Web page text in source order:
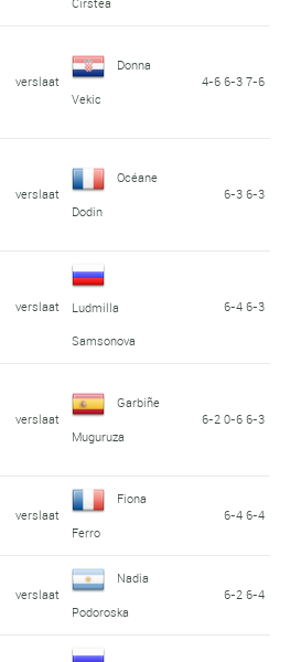
verslaat
Donna
Vekic
4-6 6-3 7-6
verslaat
Océane
Dodin
6-3 6-3
verslaat
Ludmilla
Samsonova
6-4 6-3
verslaat
Garbiñe
Muguruza
6-2 0-6 6-3
verslaat
Fiona
Ferro
6-4 6-4
verslaat
Nadia
Podoroska
6-2 6-4